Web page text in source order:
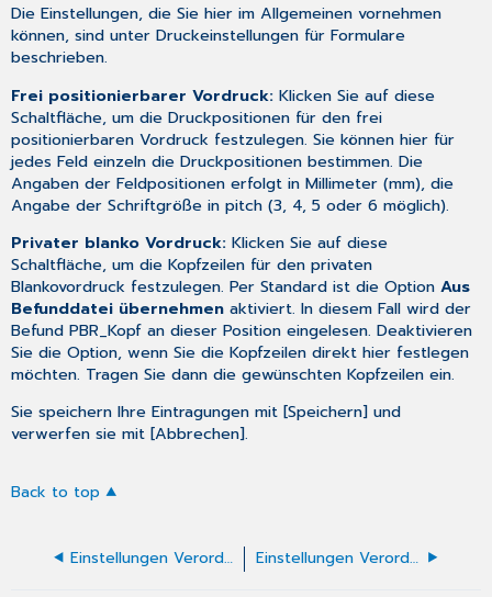
Die Einstellungen, die Sie hier im Allgemeinen vornehmen
können, sind unterDruckeinstellungen für Formulare
beschrieben.
Frei positionierbarer Vordruck: Klicken Sie auf diese
Schaltfläche, um die Druckpositionen für den frei
positionierbaren Vordruck festzulegen. Sie können hier für
jedes Feld einzeln die Druckpositionen bestimmen. Die
Angaben der Feldpositionen erfolgt in Millimeter (mm), die
Angabe der Schriftgröße in pitch (3, 4, 5 oder 6 möglich).
Privater blanko Vordruck: Klicken Sie auf diese
Schaltfläche, um die Kopfzeilen für den privaten
Blankovordruck festzulegen. Per Standard ist die OptionAus
Befunddatei übernehmen aktiviert. In diesem Fall wird der
Befund PBR_Kopf an dieser Position eingelesen. Deaktivieren
Sie die Option, wenn Sie die Kopfzeilen direkt hier festlegen
möchten. Tragen Sie dann die gewünschten Kopfzeilen ein.
Sie speichern Ihre Eintragungen mit [Speichern] und
verwerfen sie mit [Abbrechen].
Back to top
Einstellungen Verordnung einer Krankenbeförderung Einstellungen Verordnung häusliche Krankenpflege